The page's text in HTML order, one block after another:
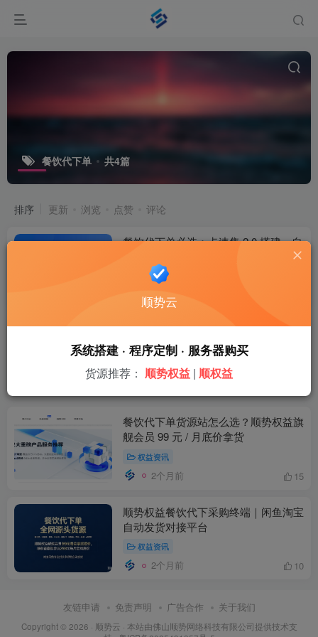
餐饮代下单 共4篇
排序 更新 浏览 点赞 评论
餐饮代下单必选：卡速售 2.0 搭建，自
商城系统
2个月前
新手做餐饮代下单不踩坑！顺势权益
99元旗舰会员，货源稳定无套路
权益资讯
餐饮代下单货源站怎么选？顺势权益旗
舰会员 99 元 / 月底价拿货
权益资讯
2个月前 15
顺势权益餐饮代下采购终端｜闲鱼淘宝
自动发货对接平台
权益资讯
2个月前 10
友链申请 免责声明 广告合作 关于我们
Copyright © 2026 · 顺势云 · 本站由佛山顺势网络科技有限公司提供技术支
顺势云
系统搭建 · 程序定制 · 服务器购买
货源推荐： 顺势权益 | 顺权益